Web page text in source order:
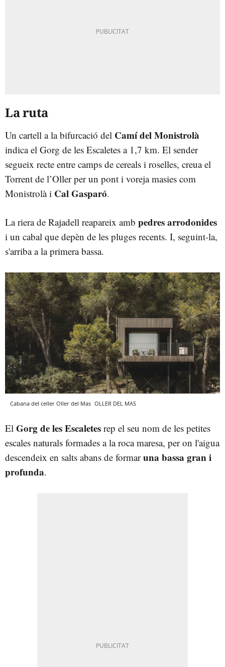
La ruta
Un cartell a la bifurcació del Camí del Monistrolà
indica el Gorg de les Escaletes a 1,7 km. El sender
segueix recte entre camps de cereals i roselles, creua el
Torrent de l’Oller per un pont i voreja masies com
Monistrolà i Cal Gasparó.
La riera de Rajadell reapareix amb pedres arrodonides
i un cabal que depèn de les pluges recents. I, seguint-la,
s'arriba a la primera bassa.
Cabana del celler Oller del Mas OLLER DEL MAS
El Gorg de les Escaletes rep el seu nom de les petites
escales naturals formades a la roca maresa, per on l'aigua
descendeix en salts abans de formaruna bassa gran i
profunda.